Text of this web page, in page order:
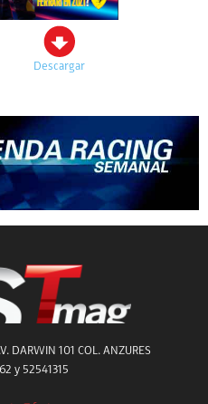
Descargar
DARWIN 101 COL. ANZURES
y 52541315